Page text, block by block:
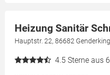
Heizung Sanitär
Hauptstr. 22, 86682
4.5 Sterne aus